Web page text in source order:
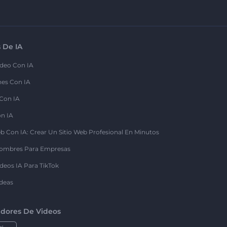
IA
Con IA
Con IA
IA
IA
Con IA: Crear Un Sitio Web Profesional En Minutos
Para Empresas
IA Para TikTok
De Videos